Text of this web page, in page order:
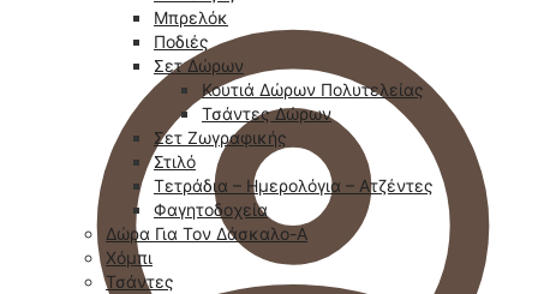
Μπρελόκ
Ποδιές
Σετ Δώρων
Κουτιά Δώρων Πολυτελείας
Τσάντες Δώρων
Σετ Ζωγραφικής
Στιλό
Τετράδια – Ημερολόγια – Ατζέντες
Φαγητοδοχεία
Δώρα Για Τον Δάσκαλο-Α
Χόμπι
Τσάντες